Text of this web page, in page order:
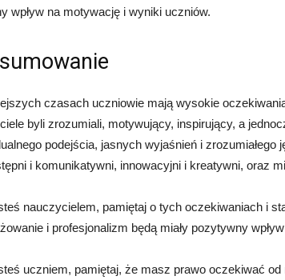
wpływ na motywację i wyniki uczniów.
czasach uczniowie mają wysokie
byli zrozumiali, motywujący, inspirujący, a
podejścia, jasnych wyjaśnień i
i komunikatywni, innowacyjni i kreatywni, oraz
nauczycielem, pamiętaj o tych oczekiwaniach i
i profesjonalizm będą miały pozytywny
uczniem, pamiętaj, że masz prawo oczekiwać